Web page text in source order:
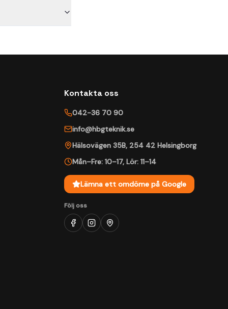
Kontakta oss
042-36 70 90
info@hbgteknik.se
Hälsovägen 35B, 254 42 Helsingborg
Mån–Fre: 10–17, Lör: 11–14
Lämna ett omdöme på Google
Följ oss